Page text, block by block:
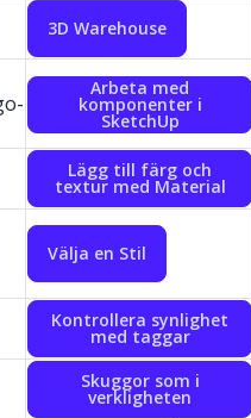
3D Warehouse
Arbeta med
komponenter i
SketchUp
Lägg till färg och
textur med Material
Välja en Stil
Kontrollera synlighet
med taggar
Skuggor som i
verkligheten